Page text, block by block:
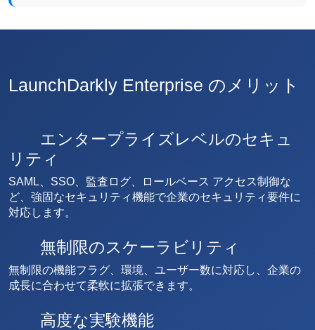
LaunchDarkly Enterprise のメリット
エンタープライズレベルのセキュ
リティ
SAML、SSO、監査ログ、ロールベース アクセス制御な
ど、強固なセキュリティ機能で企業のセキュリティ要件に
対応します。
無制限のスケーラビリティ
無制限の機能フラグ、環境、ユーザー数に対応し、企業の
成長に合わせて柔軟に拡張できます。
高度な実験機能